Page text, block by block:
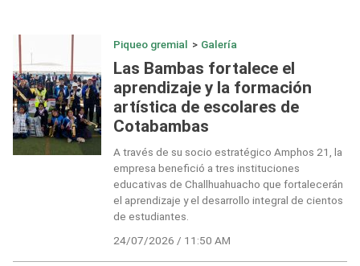
Piqueo gremial > Galería
Las Bambas fortalece el
aprendizaje y la formación
artística de escolares de
Cotabambas
A través de su socio estratégico Amphos 21, la
empresa benefició a tres instituciones
educativas de Challhuahuacho que fortalecerán
el aprendizaje y el desarrollo integral de cientos
de estudiantes.
24/07/2026 / 11:50 AM